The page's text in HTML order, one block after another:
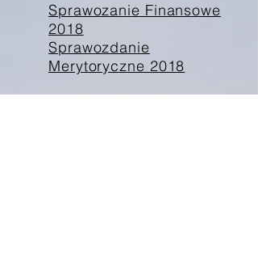
Sprawozanie Finansowe
2018
Sprawozdanie
Merytoryczne 2018